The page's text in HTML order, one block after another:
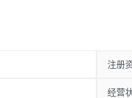
注册
经营